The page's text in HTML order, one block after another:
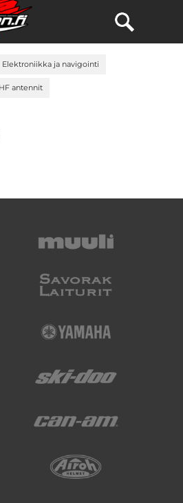
Elektroniikka ja navigointi
antennit